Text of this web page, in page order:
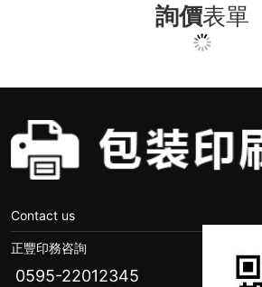
詢價表單
Contact us
正豐印務咨詢
0595-22012345